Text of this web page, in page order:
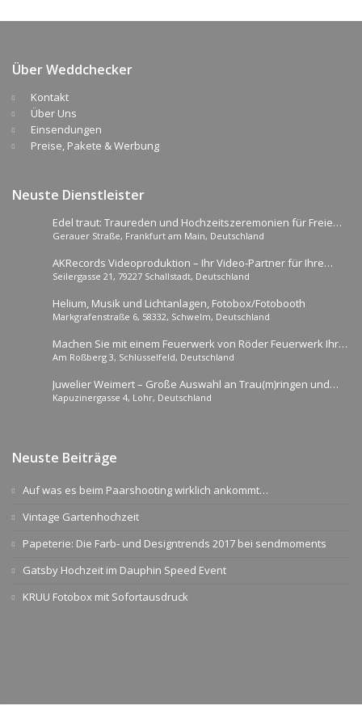
Über Weddchecker
Kontakt
Über Uns
Einsendungen
Preise, Pakete & Werbung
Neuste Dienstleister
Edel traut: Traureden und Hochzeitszeremonien für Freie
Trauungen
Gerauer Straße, Frankfurt am Main, Deutschland
AKRecords Videoproduktion – Ihr Video-Partner für Ihre
Traumhochzeit
Seilergasse 21, 79227 Schallstadt, Deutschland
Helium, Musik und Lichtanlagen, Fotobox/Fotobooth
Markgrafenstraße 6, 58332, Schwelm, Deutschland
Machen Sie mit einem Feuerwerk von Röder Feuerwerk Ihre
Hochzeit unvergesslich
Am Roßberg 3, Schlüsselfeld, Deutschland
Juwelier Weimert – Große Auswahl an Trau(m)ringen und
passendem Schmuck
Kapuzinergasse 4, Lohr, Deutschland
Neuste Beiträge
Auf was es beim Paarshooting wirklich ankommt…
Vintage Gartenhochzeit
Papeterie: Die Farb- und Designtrends 2017 bei sendmoments
Gatsby Hochzeit im Dauphin Speed Event
KRUU Fotobox mit Sofortausdruck